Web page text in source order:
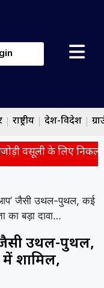
राष्ट्रीय देश-विदेश
वसूली के लिए निकलती
जैसी उथल-पुथल, कई
का बड़ा दावा…
जैसी उथल-पुथल,
शामिल,